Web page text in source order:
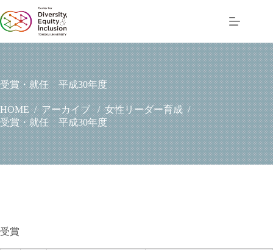
ン
テ
ン
ツ
へ
ス
キ
ッ
プ
受賞・就任 平成30年度
HOME / アーカイブ / 女性リーダー育成 /
受賞・就任 平成30年度
受賞